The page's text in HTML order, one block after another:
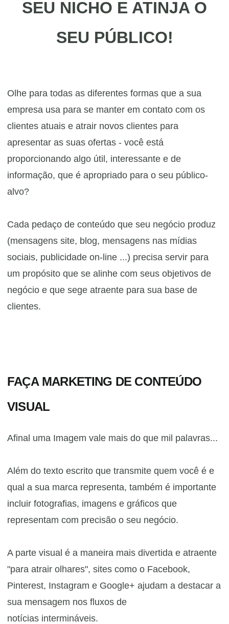
SEU NICHO E ATINJA O
SEU PÚBLICO!
Olhe para todas as diferentes formas que a sua
empresa usa para se manter em contato com os
clientes atuais e atrair novos clientes para
apresentar as suas ofertas - você está
proporcionando algo útil, interessante e de
informação, que é apropriado para o seu público-
alvo?
Cada pedaço de conteúdo que seu negócio produz
(mensagens site, blog, mensagens nas mídias
sociais, publicidade on-line ...) precisa servir para
um propósito que se alinhe com seus objetivos de
negócio e que sege atraente para sua base de
clientes.
FAÇA MARKETING DE CONTEÚDO
VISUAL
Afinal uma Imagem vale mais do que mil palavras...
Além do texto escrito que transmite quem você é e
qual a sua marca representa, também é importante
incluir fotografias, imagens e gráficos que
representam com precisão o seu negócio.
A parte visual é a maneira mais divertida e atraente
"para atrair olhares", sites como o Facebook,
Pinterest, Instagram e Google+ ajudam a destacar a
sua mensagem nos fluxos de
notícias intermináveis.